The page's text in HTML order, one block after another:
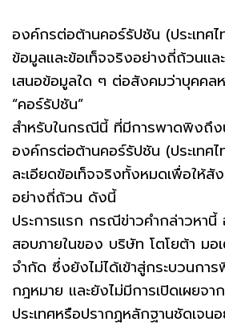
องค์กรต่อต้านคอร์รัปชัน (ประเทศ
ข้อมูลและข้อเท็จจริงอย่างถี่ถ้วนแล
เสนอข้อมูลใด ๆ ต่อสังคมว่าบุคคล
“คอร์รัปชัน”
สำหรับในกรณีนี้ ที่มีการพาดพิงถึง
องค์กรต่อต้านคอร์รัปชัน (ประเทศ
ละเอียดข้อเท็จจริงทั้งหมดเพื่อให้สั
อย่างถี่ถ้วน ดังนี้
ประการแรก กรณีข่าวคำกล่าวหานี้
สอบภายในของ บริษัท โตโยต้า มอ
จำกัด ซึ่งยังไม่ได้เข้าสู่กระบวนกา
กฎหมาย และยังไม่มีการเปิดเผยจ
ประเทศหรือปรากฏหลักฐานชัดเจน